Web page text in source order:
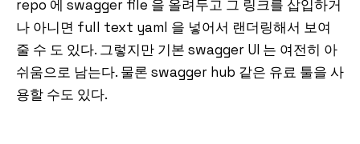
repo 에 swagger file 을 올려두고 그 링크를 삽입하거
나 아니면 full text yaml 을 넣어서 랜더링해서 보여
줄 수 도 있다. 그렇지만 기본 swagger UI 는 여전히 아
쉬움으로 남는다. 물론 swagger hub 같은 유료 툴을 사
용할 수도 있다.